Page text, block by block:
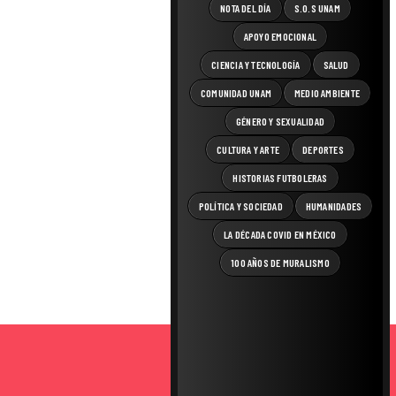
NOTA DEL DÍA S.O.S UNAM
APOYO EMOCIONAL
CIENCIA Y TECNOLOGÍA SALUD
COMUNIDAD UNAM MEDIO AMBIENTE
GÉNERO Y SEXUALIDAD
CULTURA Y ARTE DEPORTES
HISTORIAS FUTBOLERAS
POLÍTICA Y SOCIEDAD HUMANIDADES
LA DÉCADA COVID EN MÉXICO
100 AÑOS DE MURALISMO